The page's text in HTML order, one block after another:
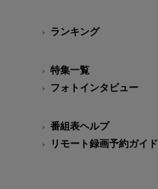
ランキング
特集一覧
フォトインタビュー
番組表ヘルプ
リモート録画予約ガイド